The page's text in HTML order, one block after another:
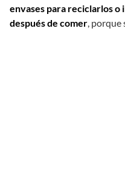
envases para reciclarlos o
después de comer, porque